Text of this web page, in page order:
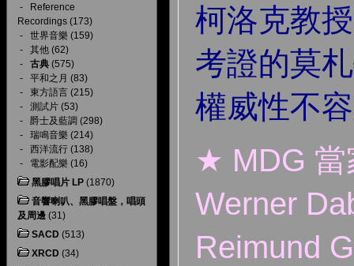
-
Reference
Recordings (173)
- 世界音樂 (159)
- 其他 (62)
- 古典 (575)
- 平和之月 (83)
- 東方語言 (215)
- 測試片 (53)
- 爵士及藍調 (298)
- 瑞鳴音樂 (214)
- 西洋流行 (138)
- 電影配樂 (16)
黑膠唱片 LP (1870)
音響喇叭、黑膠唱盤，唱頭
及周邊 (31)
SACD (513)
XRCD (34)
柯洛克教
考證的莫
權威性不
★ MDG 當
Werner
Reimund